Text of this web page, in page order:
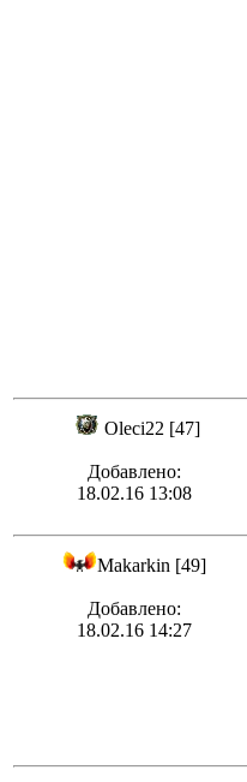
Oleci22 [47]
Добавлено:
18.02.16 13:08
Makarkin [49]
Добавлено:
18.02.16 14:27